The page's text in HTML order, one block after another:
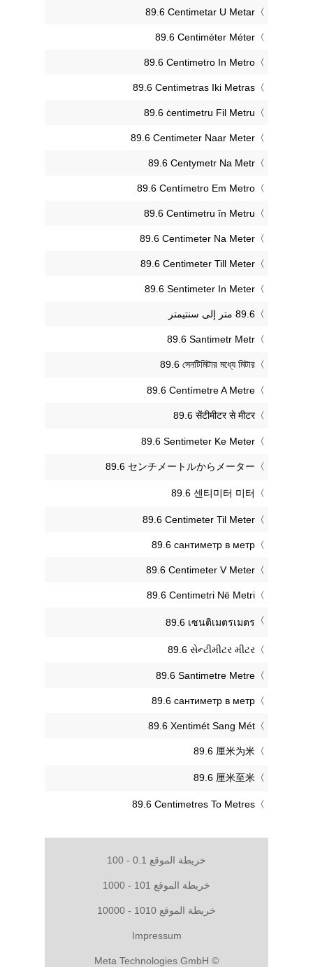
‎89.6 Centimetar U Metar
‎89.6 Centiméter Méter
‎89.6 Centimetro In Metro
‎89.6 Centimetras Iki Metras
‎89.6 ċentimetru Fil Metru
‎89.6 Centimeter Naar Meter
‎89.6 Centymetr Na Metr
‎89.6 Centímetro Em Metro
‎89.6 Centimetru în Metru
‎89.6 Centimeter Na Meter
‎89.6 Centimeter Till Meter
‎89.6 Sentimeter In Meter
‎89.6 Santimetr Metr
‎89.6 সেনটিমিটার মধ্যে মিটার
‎89.6 Centímetre A Metre
‎89.6 सेंटीमीटर से मीटर
‎89.6 Sentimeter Ke Meter
‎89.6 センチメートルからメーター
‎89.6 센티미터 미터
‎89.6 Centimeter Til Meter
‎89.6 сантиметр в метр
‎89.6 Centimeter V Meter
‎89.6 Centimetri Në Metri
‎89.6 เซนติเมตรเมตร
‎89.6 સેન્ટીમીટર મીટર
‎89.6 Santimetre Metre
‎89.6 сантиметр в метр
‎89.6 Xentimét Sang Mét
‎89.6 厘米为米
‎89.6 厘米至米
‎89.6 Centimetres To Metres
خريطة الموقع 0.1 - 100
خريطة الموقع 101 - 1000
خريطة الموقع 1010 - 10000
Impressum
© Meta Technologies GmbH